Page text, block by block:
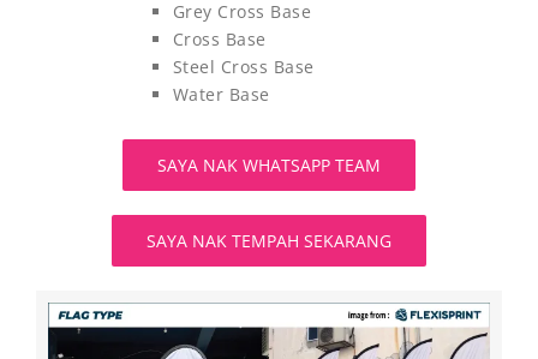
Grey Cross Base
Cross Base
Steel Cross Base
Water Base
SAYA NAK WHATSAPP TEAM
SAYA NAK TEMPAH SEKARANG